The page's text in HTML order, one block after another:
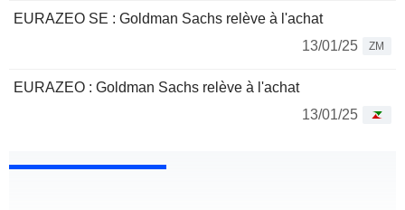
EURAZEO SE : Goldman Sachs relève à l'achat
13/01/25
ZM
EURAZEO : Goldman Sachs relève à l'achat
13/01/25